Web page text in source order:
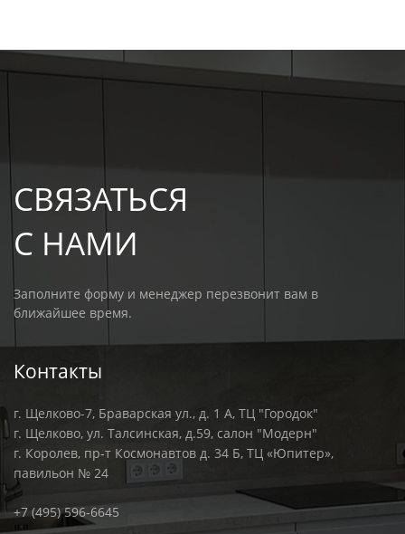
СВЯЗАТЬСЯ
С НАМИ
Заполните форму и менеджер перезвонит вам в
ближайшее время.
Контакты
г. Щелково-7, Браварская ул., д. 1 А, ТЦ "Городок"
г. Щелково, ул. Талсинская, д.59, салон "Модерн"
г. Королев, пр-т Космонавтов д. 34 Б, ТЦ «Юпитер»,
павильон № 24
+7 (495) 596-6645